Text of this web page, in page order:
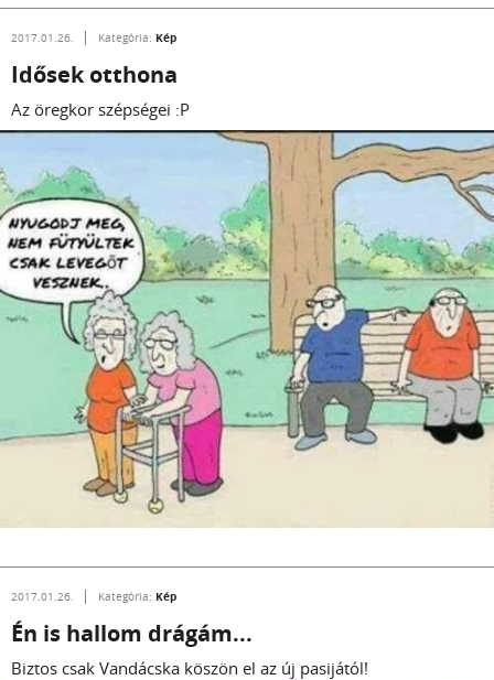
2017.01.26. Kategória: Kép
Idősek otthona
Az öregkor szépségei :P
2017.01.26. Kategória: Kép
Én is hallom drágám...
Biztos csak Vandácska köszön el az új pasijától!